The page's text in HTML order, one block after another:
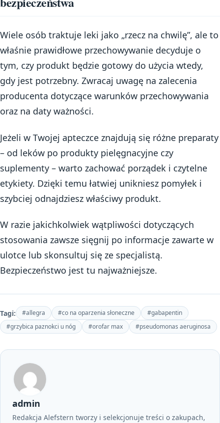
Wiele osób traktuje leki jako „rzecz na chwilę”, ale to
właśnie prawidłowe przechowywanie decyduje o
tym, czy produkt będzie gotowy do użycia wtedy,
gdy jest potrzebny. Zwracaj uwagę na zalecenia
producenta dotyczące warunków przechowywania
oraz na daty ważności.
Jeżeli w Twojej apteczce znajdują się różne preparaty
– od leków po produkty pielęgnacyjne czy
suplementy – warto zachować porządek i czytelne
etykiety. Dzięki temu łatwiej unikniesz pomyłek i
szybciej odnajdziesz właściwy produkt.
W razie jakichkolwiek wątpliwości dotyczących
stosowania zawsze sięgnij po informacje zawarte w
ulotce lub skonsultuj się ze specjalistą.
Bezpieczeństwo jest tu najważniejsze.
Tagi: #allegra #co na oparzenia słoneczne
#gabapentin
#grzybica paznokci u nóg
#orofar max #pseudomonas aeruginosa
admin
Redakcja Alefstern tworzy i selekcjonuje treści o zakupach,